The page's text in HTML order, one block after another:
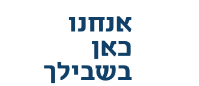
אנחנו
כאן
בשבילך